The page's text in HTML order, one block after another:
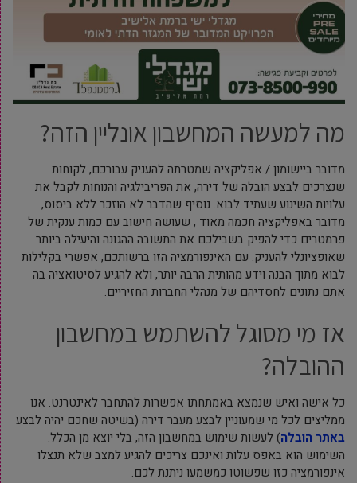
מה למעשה המחשבון אונליין הזה?
מדובר ביישומון / אפליקציה שמטרתה להעניק עבורכם, לקוחות
שנצרכים לבצע הובלה של דירה, את הפריבילגיה והנוחות לקבל את
עלויות השינוע שעתיד לבוא. נוסיף שהדבר לא הוזכר ללא ביסוס,
מדובר באפליקציה חכמה מאוד , שעושה חישוב עם כמות ענקית של
פרמטרים כדי להפיק בשבילכם את התשובה ההגונה והיעילה ביותר
שאופציונלי להעניק. עם האינפורמציה הזו ברשותכם, אפשרי בקלילות
לבוא מתוך הבנה וידע מהותית הרבה יותר, ולא להגיע לסיטואציה בה
אתם נתונים לחסדיהם של מנהלי החברות החזיריים.
אז מי מסוגל להשתמש במחשבון
ההובלה?
כל אישה ואיש שנמצא באמתחתו אפשרות להתחבר לאינטרנט. אנו
ממליצים לכל מי שמעוניין לבצע מעבר דירה (בשיטה שחכם יהיה לבצע
באתר הובלה) לעשות שימוש במחשבון הזה, בלי יוצא מן הכלל.
השימוש הוא באפס עלות ואינכם צריכים להגיע למצב שלא תנצלו
אינפורמציה כזו שפשוטו כמשמעו ניתנת לכם.